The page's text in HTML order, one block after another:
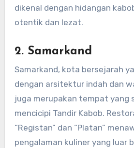
dikenal dengan hidangan
otentik dan lezat.
2. Samarkand
Samarkand, kota bersejarah
dengan arsitektur indah dan
juga merupakan tempat yang
mencicipi Tandir Kabob.
“Registan” dan “Platan”
pengalaman kuliner yang luar